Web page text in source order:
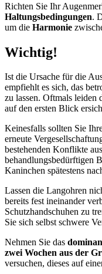
Richten Sie Ihr
Haltungsbedingungen.
um die Harmonie
Wichtig!
Ist die Ursache für die
empfiehlt es sich, das
zu lassen. Oftmals leiden
auf den ersten Blick
Keinesfalls sollten Sie
erneute
bestehenden Konflikte
behandlungsbedürftigen
Kaninchen spätestens
Lassen die Langohren
bereits fest ineinander
Schutzhandschuhen zu
Sie sich selbst schwere
Nehmen Sie das
zwei Wochen aus der
versuchen, dieses auf